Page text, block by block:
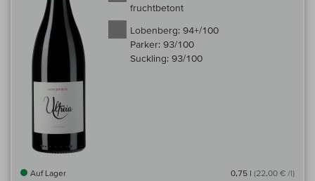
fruchtbetont
Lobenberg: 94+/100
Parker: 93/100
Suckling: 93/100
Auf Lager 0,75 l (22,00 € /l)